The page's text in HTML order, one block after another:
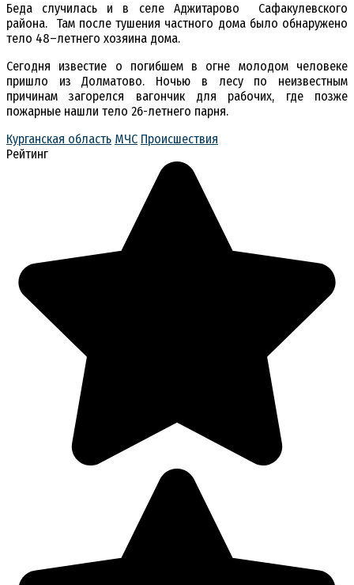
Беда случилась и в селе Аджитарово Сафакулевского
района. Там после тушения частного дома было обнаружено
тело 48–летнего хозяина дома.
Сегодня известие о погибшем в огне молодом человеке
пришло из Долматово. Ночью в лесу по неизвестным
причинам загорелся вагончик для рабочих, где позже
пожарные нашли тело 26-летнего парня.
Курганская область МЧС Происшествия
Рейтинг